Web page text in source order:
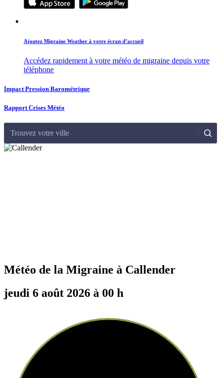
Ajoutez Migraine Weather à votre écran d’accueil
Accédez rapidement à votre météo de migraine depuis votre
téléphone
Impact Pression Barométrique
Rapport Crises Météo
Trouvez votre ville
Météo de la Migraine à Callender
jeudi 6 août 2026 à 00 h